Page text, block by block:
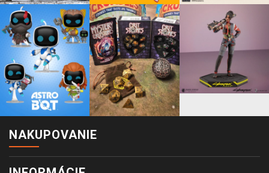
NAKUPOVANIE